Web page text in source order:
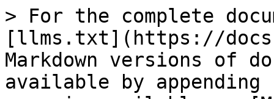
> For the complete
[llms.txt](https://
Markdown versions of
available by